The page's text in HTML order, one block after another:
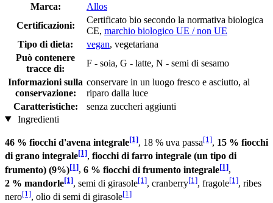
Marca:
Allos
Certificazioni:
Certificato bio secondo la normativa biologica
CE, marchio biologico UE / non UE
Tipo di dieta:
vegan, vegetariana
Può contenere
tracce di:
F - soia, G - latte, N - semi di sesamo
Informazioni sulla
conservazione:
conservare in un luogo fresco e asciutto, al
riparo dalla luce
Caratteristiche:
senza zuccheri aggiunti
Ingredienti
46 % fiocchi d'avena integrale[1], 18 % uva passa[1], 15 % fiocchi
di grano integrale[1], fiocchi di farro integrale (un tipo di
frumento) (9%)[1], 6 % fiocchi di frumento integrale[1],
2 % mandorle[1], semi di girasole[1], cranberry[1], fragole[1], ribes
nero[1], olio di semi di girasole[1]